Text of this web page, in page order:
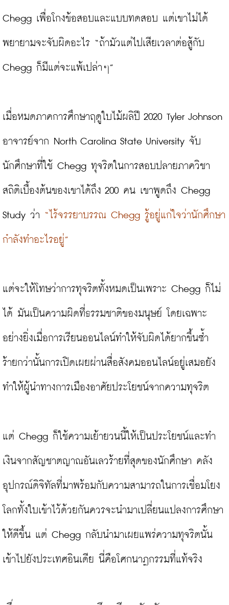
Chegg เพื่อโกงข้อสอบและแบบทดสอบ แต่เขาไม่ได้
พยายามจะจับผิดอะไร “ถ้ามัวแต่ไปเสียเวลาต่อสู้กับ
Chegg ก็มีแต่จะแพ้เปล่าๆ”
เมื่อหมดภาคการศึกษาฤดูใบไม้ผลิปี 2020 Tyler Johnson
อาจารย์จาก North Carolina State University จับ
นักศึกษาที่ใช้ Chegg ทุจริตในการสอบปลายภาควิชา
สถิติเบื้องต้นของเขาได้ถึง 200 คน เขาพูดถึง Chegg
Study ว่า “ไร้จรรยาบรรณ Chegg รู้อยู่แก่ใจว่านักศึกษา
กำลังทำอะไรอยู่”
แต่จะให้โทษว่าการทุจริตทั้งหมดเป็นเพราะ Chegg ก็ไม่
ได้ มันเป็นความผิดที่ธรรมชาติของมนุษย์ โดยเฉพาะ
อย่างยิ่งเมื่อการเรียนออนไลน์ทำให้จับผิดได้ยากขึ้นซ้ำ
ร้ายกว่านั้นการเปิดเผยผ่านสื่อสังคมออนไลน์อยู่เสมอยัง
ทำให้ผู้นำทางการเมืองอาศัยประโยชน์จากความทุจริต
แต่ Chegg ก็ใช้ความเย้ายวนนี้ให้เป็นประโยชน์และทำ
เงินจากสัญชาตญาณอันเลวร้ายที่สุดของนักศึกษา คลัง
อุปกรณ์ดิจิทัลที่มาพร้อมกับความสามารถในการเชื่อมโยง
โลกทั้งใบเข้าไว้ด้วยกันควรจะนำมาเปลี่ยนแปลงการศึกษา
ให้ดีขึ้น แต่ Chegg กลับนำมาเผยแพร่ความทุจริตนั้น
เข้าไปยังประเทศอินเดีย นี่คือโศกนาฏกรรมที่แท้จริง